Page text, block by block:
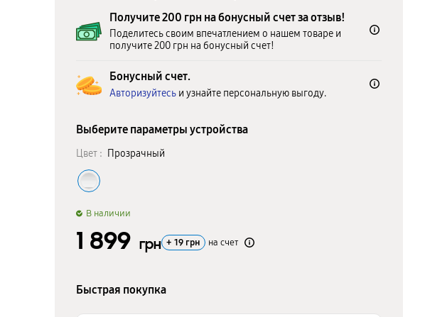
Получите 200 грн на бонусный счет за отзыв!
Поделитесь своим впечатлением о нашем товаре и
получите 200 грн на бонусный счет!
Бонусный счет.
Авторизуйтесь и узнайте персональную выгоду.
Выберите параметры устройства
Цвет : Прозрачный
B наличии
1 899 грн + 19 грн на счет
Быстрая покупка